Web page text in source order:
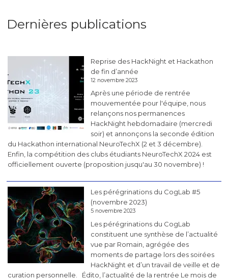
Dernières publications
Reprise des HackNight et Hackathon
de fin d’année
12 novembre 2023
Après une période de rentrée
mouvementée pour l'équipe, nous
relançons nos permanences
HackNight hebdomadaire (mercredi
soir) et annonçons la seconde édition
du Hackathon international NeuroTechX (2 et 3 décembre).
Enfin, la compétition des clubs étudiants NeuroTechX 2024 est
officiellement ouverte (proposition jusqu'au 30 novembre) !
Les pérégrinations du CogLab #5
(novembre 2023)
5 novembre 2023
Les pérégrinations du CogLab
constituent une synthèse de l’actualité
vue par Romain, agrégée des
moments de partage lors des soirées
HackNight et d’un travail de veille et de
curation personnelle. Édito, l’actualité de la rentrée Le mois de